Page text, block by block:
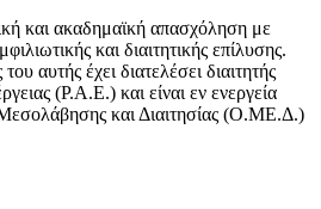
και ακαδημαϊκή απασχόληση με
και διαιτητικής επίλυσης.
αυτής έχει διατελέσει διαιτητής
(Ρ.Α.Ε.) και είναι εν ενεργεία
και Διαιτησίας (Ο.ΜΕ.Δ.)